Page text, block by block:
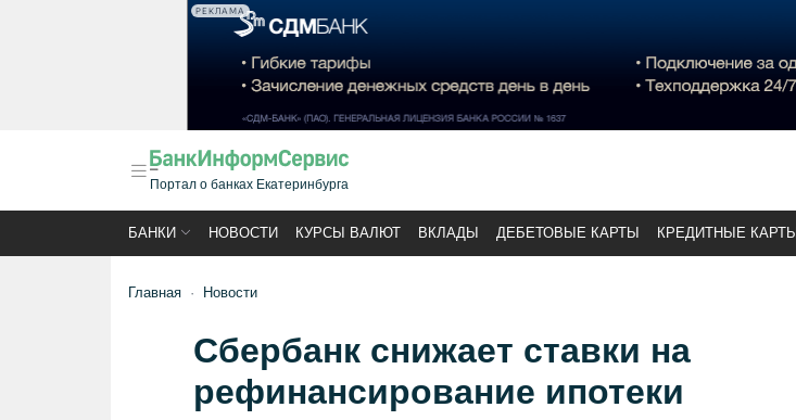
РЕКЛАМА
Портал о банках Екатеринбурга
БАНКИ НОВОСТИ КУРСЫ ВАЛЮТ ВКЛАДЫ ДЕБЕТОВЫЕ КАРТЫ КРЕДИТНЫЕ КАРТЫ
Главная Новости
Сбербанк снижает ставки на
рефинансирование ипотеки